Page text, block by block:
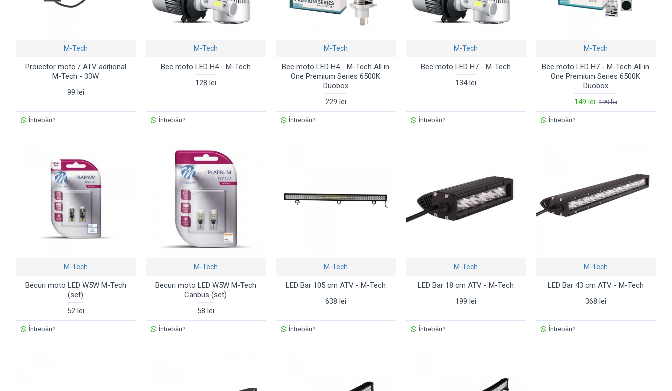
M-Tech
Proiector moto / ATV adițional
M-Tech - 33W
99 lei
Întrebări?
M-Tech
Bec moto LED H4 - M-Tech
128 lei
Întrebări?
M-Tech
Bec moto LED H4 - M-Tech All in
One Premium Series 6500K
Duobox
229 lei
Întrebări?
M-Tech
Bec moto LED H7 - M-Tech
134 lei
Întrebări?
M-Tech
Bec moto LED H7 - M-Tech All in
One Premium Series 6500K
Duobox
149 lei 199 lei
Întrebări?
M-Tech
Becuri moto LED W5W M-Tech
(set)
52 lei
Întrebări?
M-Tech
Becuri moto LED W5W M-Tech
Canbus (set)
58 lei
Întrebări?
M-Tech
LED Bar 105 cm ATV - M-Tech
638 lei
Întrebări?
M-Tech
LED Bar 18 cm ATV - M-Tech
199 lei
Întrebări?
M-Tech
LED Bar 43 cm ATV - M-Tech
368 lei
Întrebări?